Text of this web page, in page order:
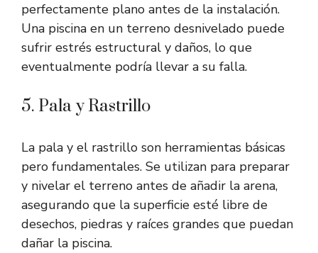
perfectamente plano antes de la instalación.
Una piscina en un terreno desnivelado puede
sufrir estrés estructural y daños, lo que
eventualmente podría llevar a su falla.
5. Pala y Rastrillo
La pala y el rastrillo son herramientas básicas
pero fundamentales. Se utilizan para preparar
y nivelar el terreno antes de añadir la arena,
asegurando que la superficie esté libre de
desechos, piedras y raíces grandes que puedan
dañar la piscina.